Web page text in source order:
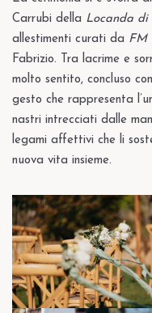
Carrubi della Locanda di
allestimenti curati da FM
Fabrizio. Tra lacrime e
molto sentito, concluso
gesto che rappresenta
nastri intrecciati dalle
legami affettivi che li
nuova vita insieme.